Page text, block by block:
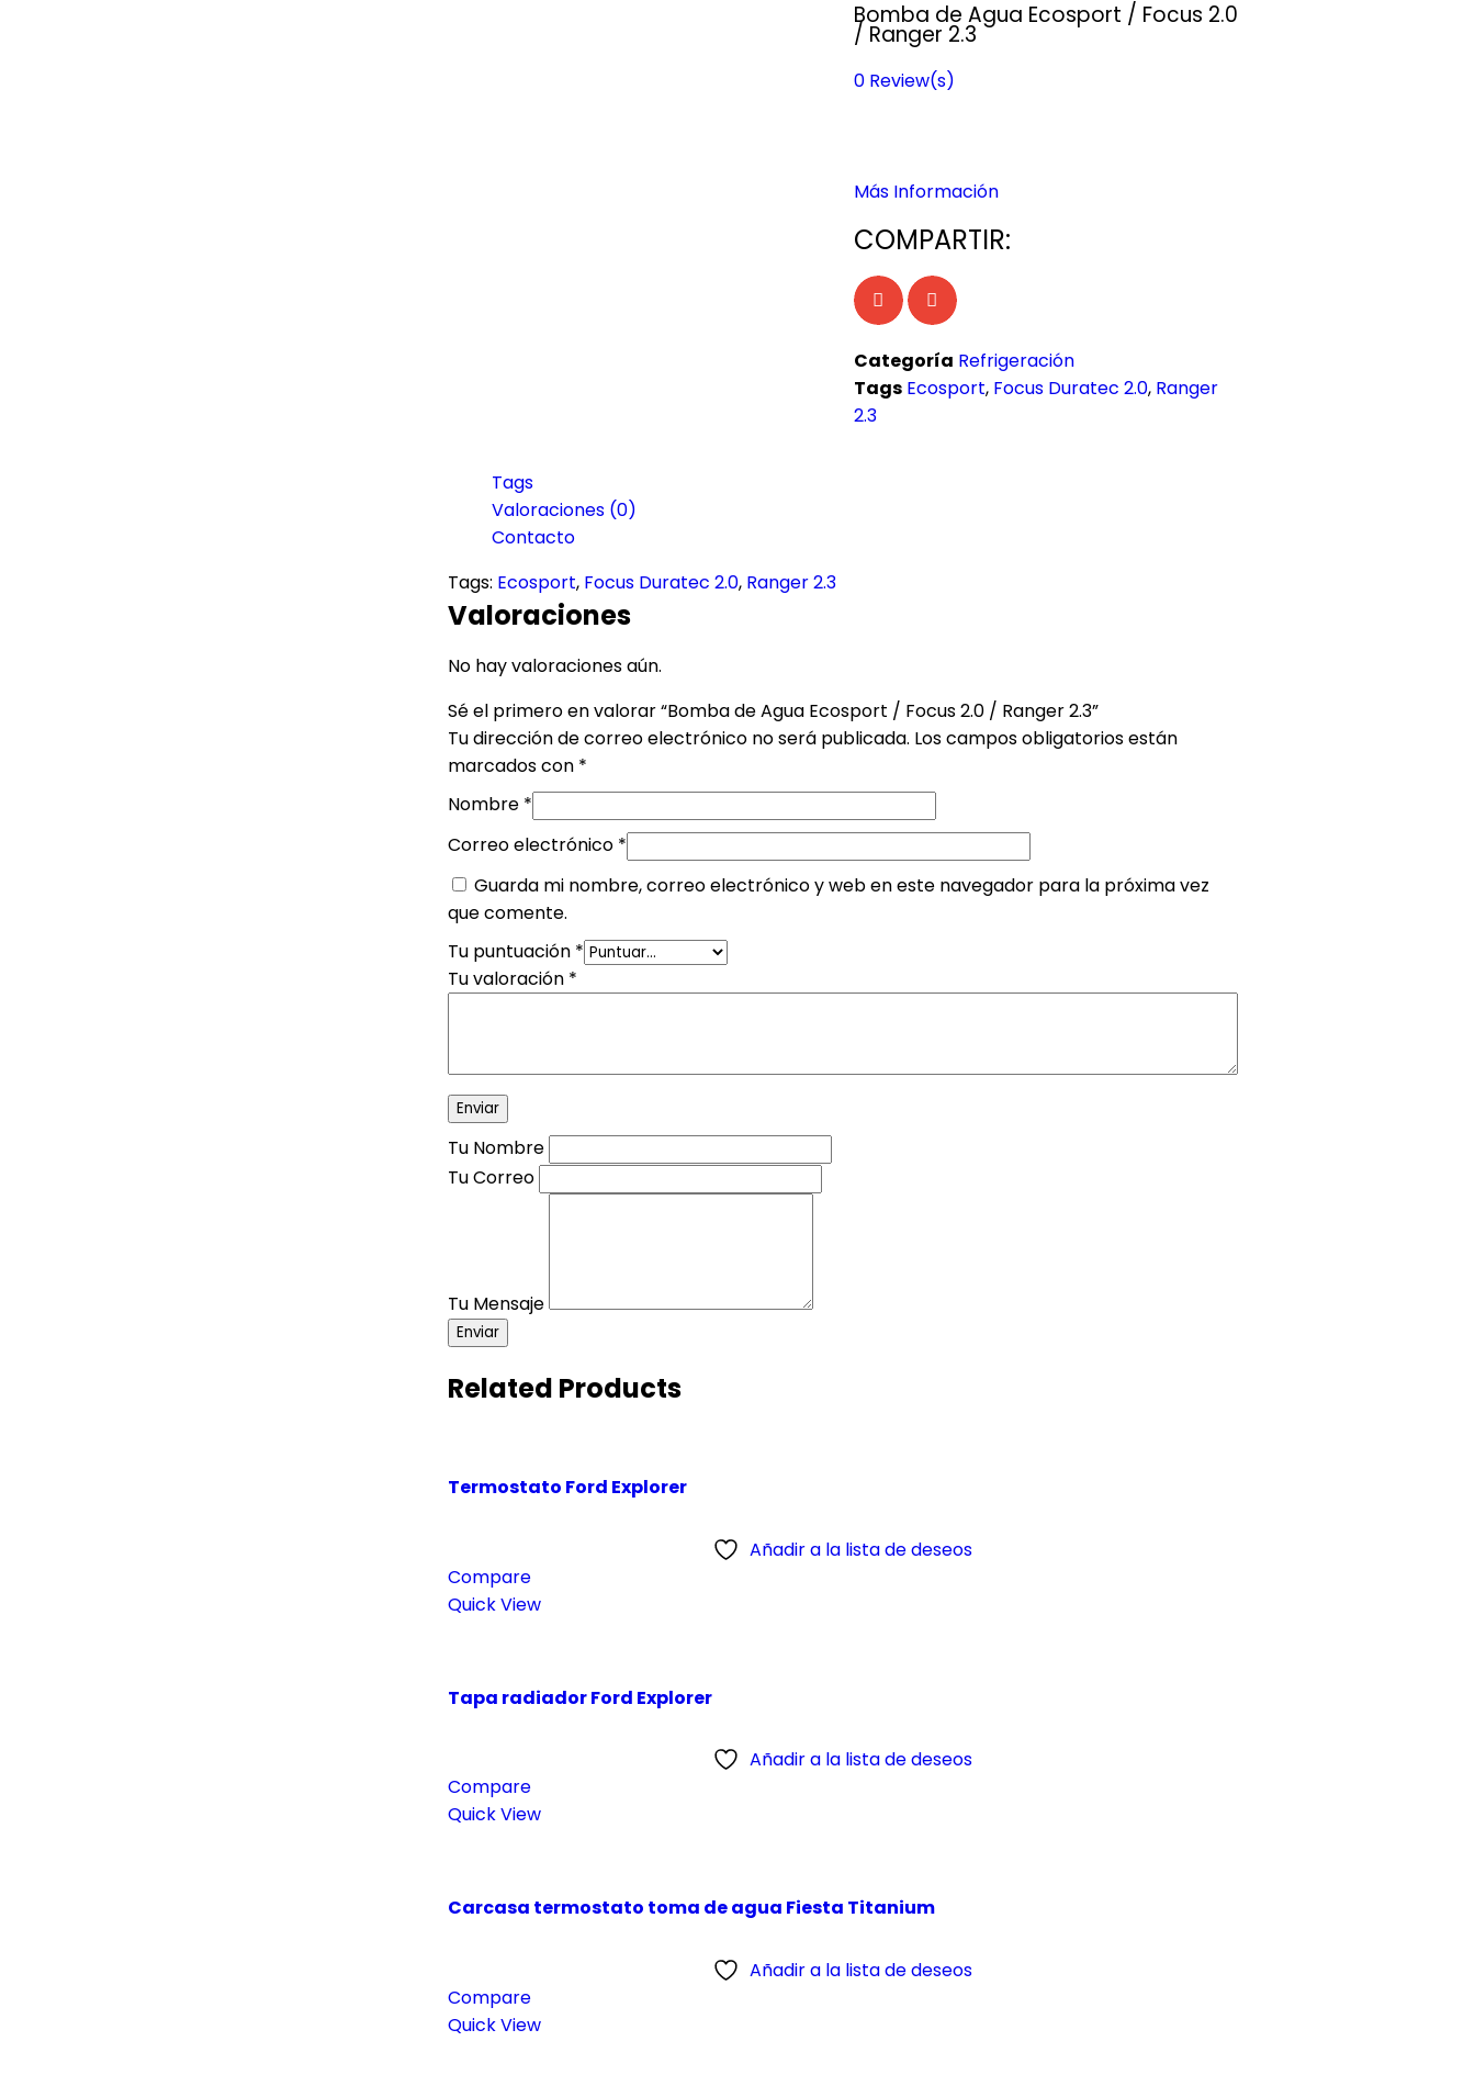
Bomba de Agua Ecosport / Focus 2.0
/ Ranger 2.3
0Review(s)
Más Información
COMPARTIR:
Categoría Refrigeración
Tags Ecosport, Focus Duratec 2.0, Ranger
2.3
Tags
Valoraciones (0)
Contacto
Tags: Ecosport, Focus Duratec 2.0, Ranger 2.3
Valoraciones
No hay valoraciones aún.
Sé el primero en valorar “Bomba de Agua Ecosport / Focus 2.0 / Ranger 2.3”
Tu dirección de correo electrónico no será publicada. Los campos obligatorios están
marcados con *
Nombre *
Correo electrónico *
Guarda mi nombre, correo electrónico y web en este navegador para la próxima vez
que comente.
Tu puntuación *
Tu valoración *
Tu Nombre
Tu Correo
Tu Mensaje
Enviar
Related Products
Termostato Ford Explorer
Añadir a la lista de deseos
Compare
Quick View
Tapa radiador Ford Explorer
Añadir a la lista de deseos
Compare
Quick View
Carcasa termostato toma de agua Fiesta Titanium
Añadir a la lista de deseos
Compare
Quick View